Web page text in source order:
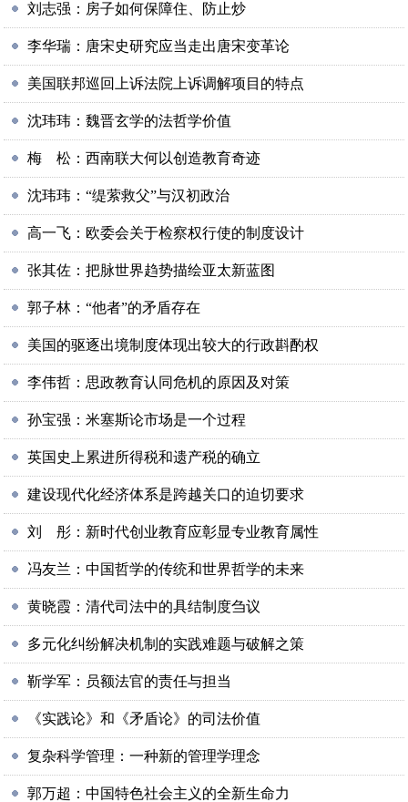
刘志强：房子如何保障住、防止炒
李华瑞：唐宋史研究应当走出唐宋变革论
美国联邦巡回上诉法院上诉调解项目的特点
沈玮玮：魏晋玄学的法哲学价值
梅 松：西南联大何以创造教育奇迹
沈玮玮：“缇萦救父”与汉初政治
高一飞：欧委会关于检察权行使的制度设计
张其佐：把脉世界趋势描绘亚太新蓝图
郭子林：“他者”的矛盾存在
美国的驱逐出境制度体现出较大的行政斟酌权
李伟哲：思政教育认同危机的原因及对策
孙宝强：米塞斯论市场是一个过程
英国史上累进所得税和遗产税的确立
建设现代化经济体系是跨越关口的迫切要求
刘 彤：新时代创业教育应彰显专业教育属性
冯友兰：中国哲学的传统和世界哲学的未来
黄晓霞：清代司法中的具结制度刍议
多元化纠纷解决机制的实践难题与破解之策
靳学军：员额法官的责任与担当
《实践论》和《矛盾论》的司法价值
复杂科学管理：一种新的管理学理念
郭万超：中国特色社会主义的全新生命力